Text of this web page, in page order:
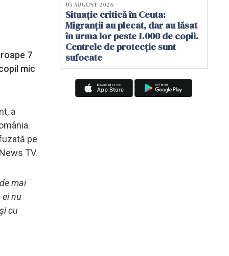
7
mic
a
pe
TV.
mai
nu
cu
05 AUGUST 2026
Situație critică în Ceuta:
Migranții au plecat, dar au lăsat
în urma lor peste 1.000 de copii.
Centrele de protecție sunt
sufocate